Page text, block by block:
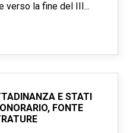
verso la fine del III...
E STATI
FONTE